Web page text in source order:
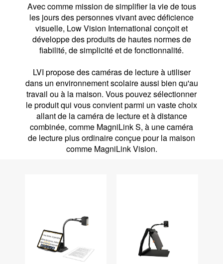
Avec comme mission de simplifier la vie de tous
les jours des personnes vivant avec déficience
visuelle, Low Vision International conçoit et
développe des produits de hautes normes de
fiabilité, de simplicité et de fonctionnalité.
LVI propose des caméras de lecture à utiliser
dans un environnement scolaire aussi bien qu'au
travail ou à la maison. Vous pouvez sélectionner
le produit qui vous convient parmi un vaste choix
allant de la caméra de lecture et à distance
combinée, comme MagniLink S, à une caméra
de lecture plus ordinaire conçue pour la maison
comme MagniLink Vision.